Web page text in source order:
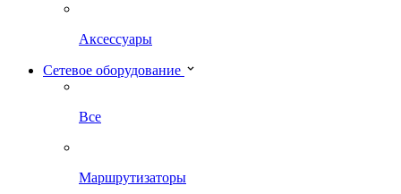
Аксессуары
Сетевое оборудование
Все
Маршрутизаторы